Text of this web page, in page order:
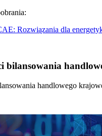
Rozwiązania dla
bilansowania
handlowego